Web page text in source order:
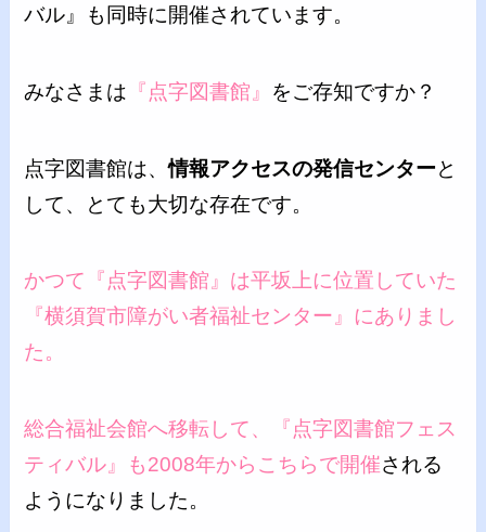
バル』も同時に開催されています。
みなさまは 『点字図書館』 をご存知ですか？
点字図書館は、情報アクセスの発信センターと
して、とても大切な存在です。
かつて『点字図書館』は平坂上に位置していた
『横須賀市障がい者福祉センター』にありまし
た。
総合福祉会館へ移転して、『点字図書館フェス
ティバル』も2008年からこちらで開催される
ようになりました。